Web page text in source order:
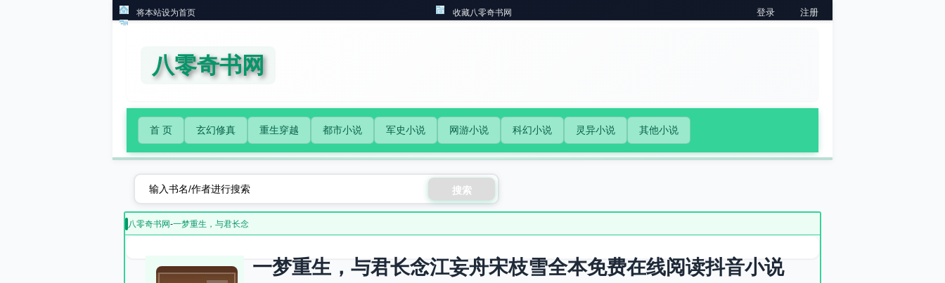
将本站设为首页 收藏八零奇书网 登录 注册
八零奇书网
首 页 玄幻修真 重生穿越 都市小说 军史小说 网游小说 科幻小说 灵异小说 其他小说
搜索
八零奇书网-一梦重生，与君长念
一梦重生，与君长念江妄舟宋枝雪全本免费在线阅读抖音小说